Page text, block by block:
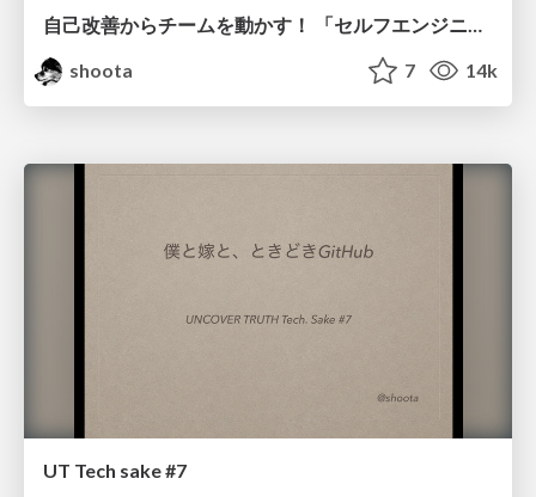
自己改善からチームを動かす！ 「セルフエンジニアリングマネージャー」のすゝめ
shoota
7 14k
UT Tech sake #7